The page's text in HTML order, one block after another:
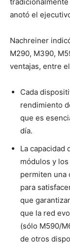
anotó el
Nachreiner
M290, M390,
ventajas, entre
Cada
rendimiento
que es
día.
La capacidad
módulos y
permiten una
para
que
que la red
(sólo M590/
de otros